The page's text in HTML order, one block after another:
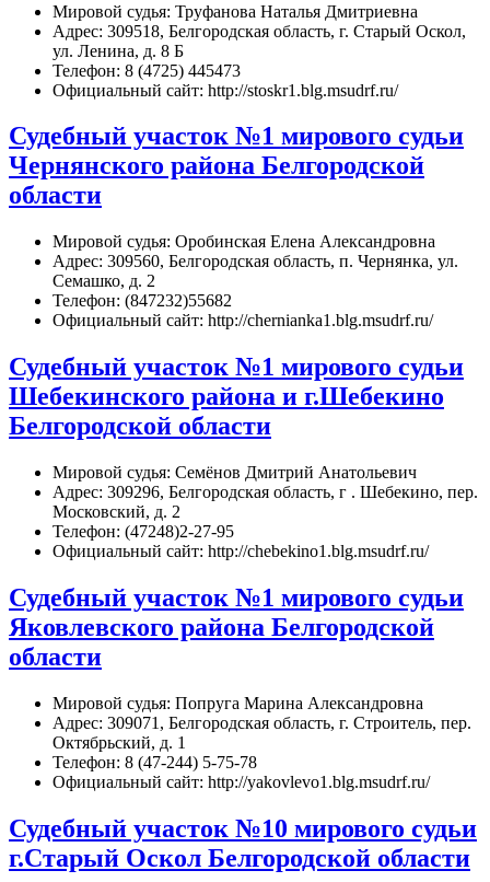
Мировой судья: Труфанова Наталья Дмитриевна
Адрес: 309518, Белгородская область, г. Старый Оскол,
ул. Ленина, д. 8 Б
Телефон: 8 (4725) 445473
Официальный сайт: http://stoskr1.blg.msudrf.ru/
Судебный участок №1 мирового судьи
Чернянского района Белгородской
области
Мировой судья: Оробинская Елена Александровна
Адрес: 309560, Белгородская область, п. Чернянка, ул.
Семашко, д. 2
Телефон: (847232)55682
Официальный сайт: http://chernianka1.blg.msudrf.ru/
Судебный участок №1 мирового судьи
Шебекинского района и г.Шебекино
Белгородской области
Мировой судья: Семёнов Дмитрий Анатольевич
Адрес: 309296, Белгородская область, г . Шебекино, пер.
Московский, д. 2
Телефон: (47248)2-27-95
Официальный сайт: http://chebekino1.blg.msudrf.ru/
Судебный участок №1 мирового судьи
Яковлевского района Белгородской
области
Мировой судья: Попруга Марина Александровна
Адрес: 309071, Белгородская область, г. Строитель, пер.
Октябрьский, д. 1
Телефон: 8 (47-244) 5-75-78
Официальный сайт: http://yakovlevo1.blg.msudrf.ru/
Судебный участок №10 мирового судьи
г.Старый Оскол Белгородской области